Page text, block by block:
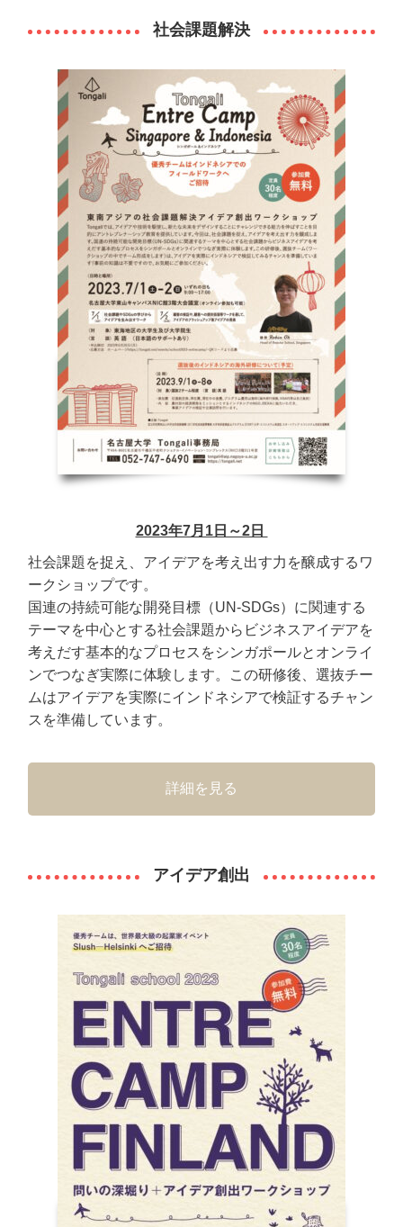
社会課題解決
2023年7月1日～2日
社会課題を捉え、アイデアを考え出す力を醸成するワ
ークショップです。
国連の持続可能な開発目標（UN-SDGs）に関連する
テーマを中心とする社会課題からビジネスアイデアを
考えだす基本的なプロセスをシンガポールとオンライ
ンでつなぎ実際に体験します。この研修後、選抜チー
ムはアイデアを実際にインドネシアで検証するチャン
スを準備しています。
詳細を見る
アイデア創出